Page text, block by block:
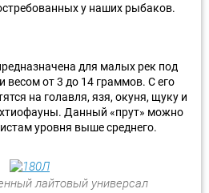
у наших рыбаков.
для малых рек под
от 3 до 14 граммов. С его
на голавля, язя, окуня, щуку и
Данный «прут» можно
уровня выше среднего.
лайтовый универсал